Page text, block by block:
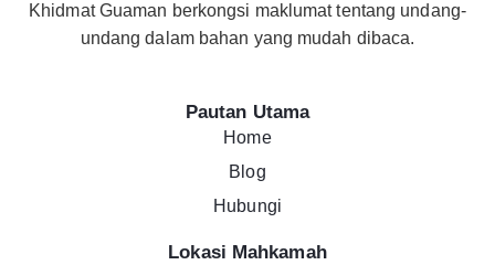
Khidmat Guaman berkongsi maklumat tentang undang-
undang dalam bahan yang mudah dibaca.
Pautan Utama
Home
Blog
Hubungi
Lokasi Mahkamah